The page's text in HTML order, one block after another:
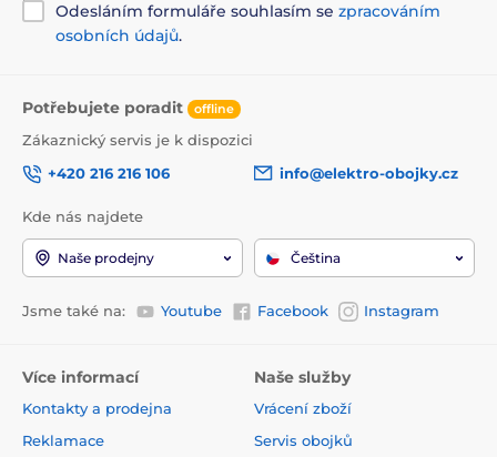
Odesláním formuláře souhlasím se zpracováním
osobních údajů.
Potřebujete poradit offline
Zákaznický servis je k dispozici
+420 216 216 106
info@elektro-obojky.cz
Kde nás najdete
Naše prodejny Čeština
Jsme také na: Youtube Facebook Instagram
Více informací
Kontakty a prodejna
Reklamace
Naše služby
Vrácení zboží
Servis obojků